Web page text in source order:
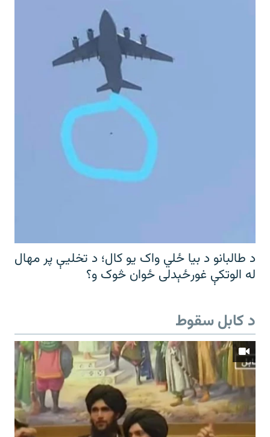
د طالبانو د بیا ځلي واک یو کال؛ د تخلیې پر مهال
له الوتکې غورځېدلی ځوان څوک و؟
د کابل سقوط